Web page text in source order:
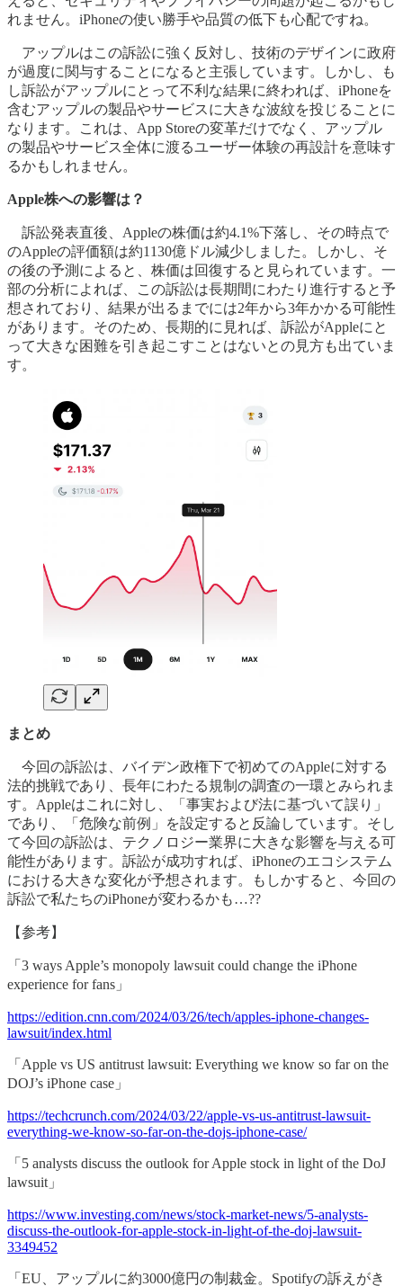
れません。iPhoneの使い勝手や品質の低下も心配ですね。
アップルはこの訴訟に強く反対し、技術のデザインに政府
が過度に関与することになると主張しています。しかし、も
し訴訟がアップルにとって不利な結果に終われば、iPhoneを
含むアップルの製品やサービスに大きな波紋を投じることに
なります。これは、App Storeの変革だけでなく、アップル
の製品やサービス全体に渡るユーザー体験の再設計を意味す
るかもしれません。
Apple株への影響は？
訴訟発表直後、Appleの株価は約4.1%下落し、その時点で
のAppleの評価額は約1130億ドル減少しました。しかし、そ
の後の予測によると、株価は回復すると見られています。一
部の分析によれば、この訴訟は長期間にわたり進行すると予
想されており、結果が出るまでには2年から3年かかる可能性
があります。そのため、長期的に見れば、訴訟がAppleにと
って大きな困難を引き起こすことはないとの見方も出ていま
す。
まとめ
今回の訴訟は、バイデン政権下で初めてのAppleに対する
法的挑戦であり、長年にわたる規制の調査の一環とみられま
す。Appleはこれに対し、「事実および法に基づいて誤り」
であり、「危険な前例」を設定すると反論しています。そし
て今回の訴訟は、テクノロジー業界に大きな影響を与える可
能性があります。訴訟が成功すれば、iPhoneのエコシステム
における大きな変化が予想されます。もしかすると、今回の
訴訟で私たちのiPhoneが変わるかも…??
【参考】
「3 ways Apple’s monopoly lawsuit could change the iPhone
experience for fans」
https://edition.cnn.com/2024/03/26/tech/apples-iphone-changes-
lawsuit/index.html
「Apple vs US antitrust lawsuit: Everything we know so far on the
DOJ’s iPhone case」
https://techcrunch.com/2024/03/22/apple-vs-us-antitrust-lawsuit-
everything-we-know-so-far-on-the-dojs-iphone-case/
「5 analysts discuss the outlook for Apple stock in light of the DoJ
lawsuit」
https://www.investing.com/news/stock-market-news/5-analysts-
discuss-the-outlook-for-apple-stock-in-light-of-the-doj-lawsuit-
3349452
「EU、アップルに約3000億円の制裁金。Spotifyの訴えがき